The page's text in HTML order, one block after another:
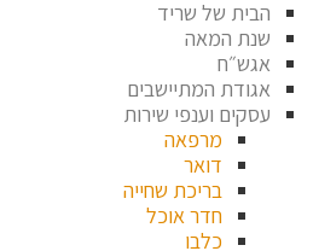
של שריד
המאה
המתיישבים
וענפי שירות
מרפאה
בריכת שחייה
חדר אוכל